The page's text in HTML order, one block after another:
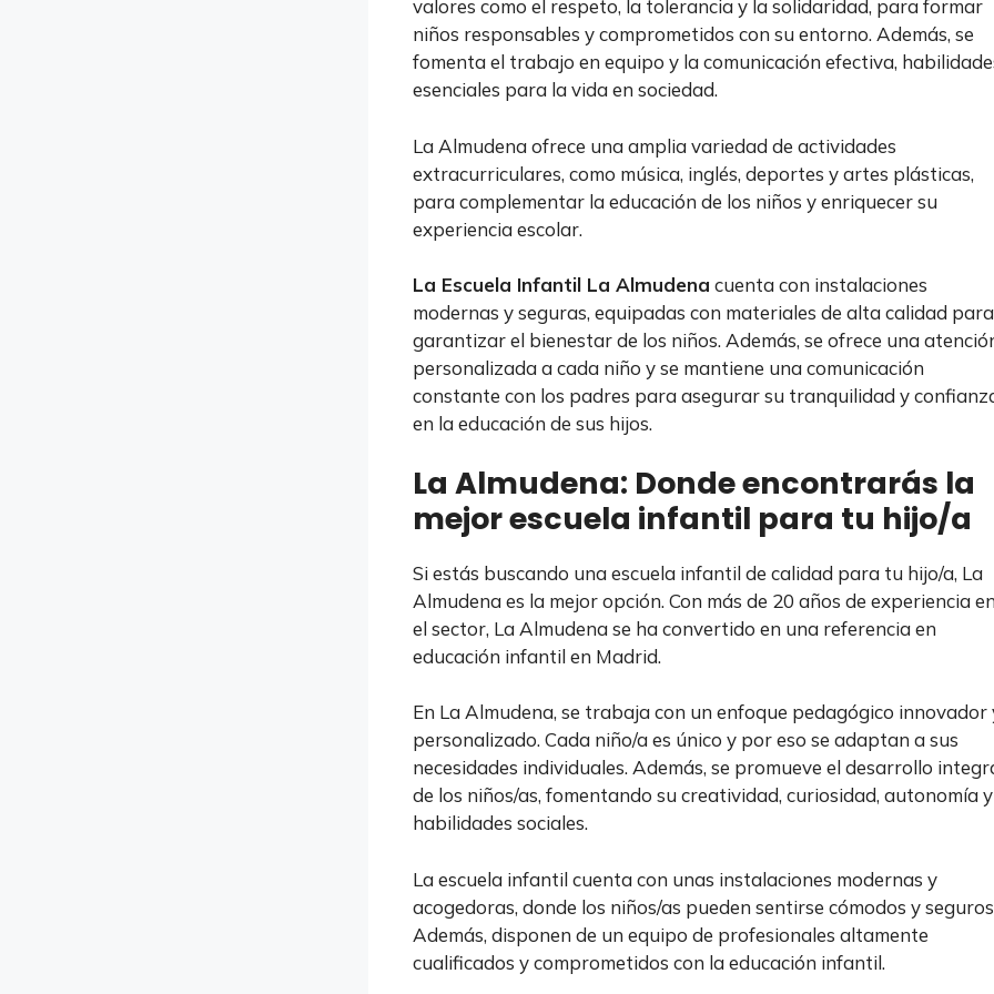
valores como el respeto, la tolerancia y la solidaridad, para formar
niños responsables y comprometidos con su entorno. Además, se
fomenta el trabajo en equipo y la comunicación efectiva,
esenciales para la vida en sociedad.
La Almudena ofrece una amplia variedad de actividades
extracurriculares, como música, inglés, deportes y artes plásticas,
para complementar la educación de los niños y enriquecer su
experiencia escolar.
La Escuela Infantil La Almudena cuenta con instalaciones
modernas y seguras, equipadas con materiales de alta calidad para
garantizar el bienestar de los niños. Además, se ofrece una
personalizada a cada niño y se mantiene una comunicación
constante con los padres para asegurar su tranquilidad y
en la educación de sus hijos.
La Almudena: Donde encontrarás la
mejor escuela infantil para tu hijo/a
Si estás buscando una escuela infantil de calidad para tu hijo/a, La
Almudena es la mejor opción. Con más de 20 años de experiencia en
el sector, La Almudena se ha convertido en una referencia en
educación infantil en Madrid.
En La Almudena, se trabaja con un enfoque pedagógico innovador
personalizado. Cada niño/a es único y por eso se adaptan a sus
necesidades individuales. Además, se promueve el desarrollo
de los niños/as, fomentando su creatividad, curiosidad, autonomía y
habilidades sociales.
La escuela infantil cuenta con unas instalaciones modernas y
acogedoras, donde los niños/as pueden sentirse cómodos y
Además, disponen de un equipo de profesionales altamente
cualificados y comprometidos con la educación infantil.